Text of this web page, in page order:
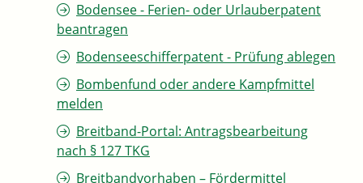
Bodensee - Ferien- oder Urlauberpatent
beantragen
Bodenseeschifferpatent - Prüfung ablegen
Bombenfund oder andere Kampfmittel
melden
Breitband-Portal: Antragsbearbeitung
nach § 127 TKG
Breitbandvorhaben – Fördermittel